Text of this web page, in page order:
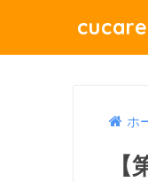
cucare
ホ